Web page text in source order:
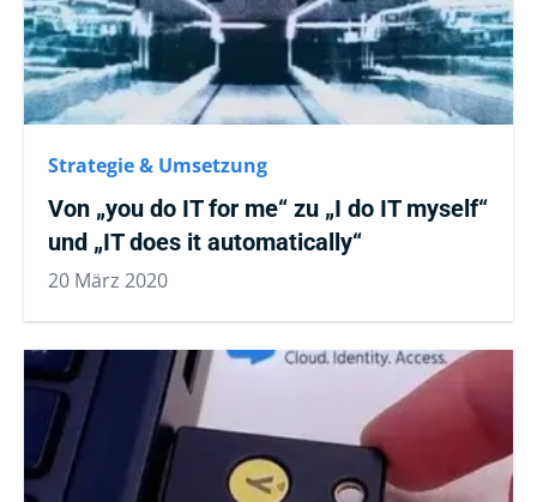
Strategie & Umsetzung
Von „you do IT for me“ zu „I do IT myself“
und „IT does it automatically“
20 März 2020